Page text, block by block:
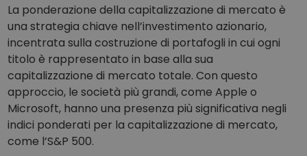
La ponderazione della capitalizzazione di mercato è
una strategia chiave nell’investimento azionario,
incentrata sulla costruzione di portafogli in cui ogni
titolo è rappresentato in base alla sua
capitalizzazione di mercato totale. Con questo
approccio, le società più grandi, come Apple o
Microsoft, hanno una presenza più significativa negli
indici ponderati per la capitalizzazione di mercato,
come l’S&P 500.